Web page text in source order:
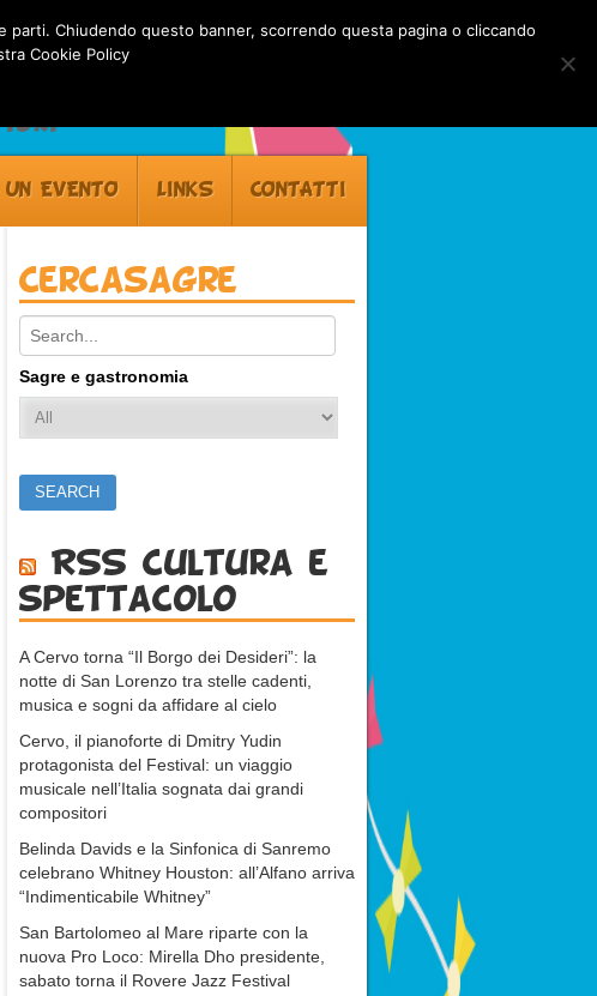
EVENTO LINKS CONTATTI
Cercasagre
Search:
Sagre e gastronomia
RSS cultura e
spettacolo
A Cervo torna “Il Borgo dei Desideri”: la
notte di San Lorenzo tra stelle cadenti,
musica e sogni da affidare al cielo
Cervo, il pianoforte di Dmitry Yudin
protagonista del Festival: un viaggio
musicale nell’Italia sognata dai grandi
compositori
Belinda Davids e la Sinfonica di Sanremo
celebrano Whitney Houston: all’Alfano arriva
“Indimenticabile Whitney”
San Bartolomeo al Mare riparte con la
nuova Pro Loco: Mirella Dho presidente,
sabato torna il Rovere Jazz Festival
Chiudendo questo banner, scorrendo questa pagina o cliccando
Cookie Policy